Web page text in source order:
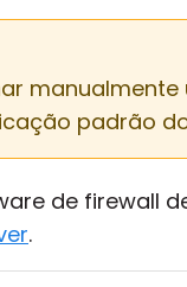
padrão
de firewall
.